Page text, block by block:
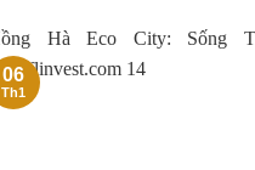
06
Th1